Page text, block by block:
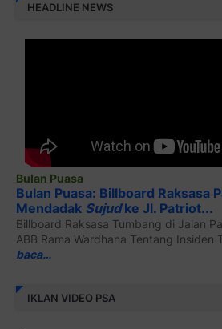
HEADLINE NEWS
Bulan Puasa
Bulan Puasa: Billboard Raksasa
Mendadak Sujudke Jl. Patriot...
Billboard Raksasa Tumbang di Jalan
ABB Rama Wardhana Tentang Insiden
baca…
IKLAN VIDEO PSA